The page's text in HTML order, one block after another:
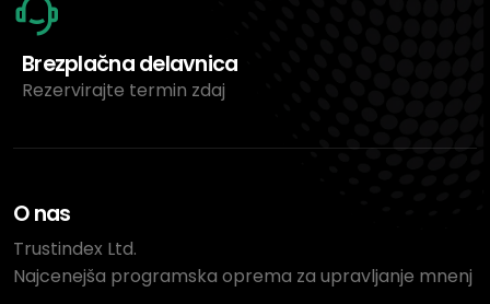
Brezplačna delavnica
Rezervirajte termin zdaj
O nas
Trustindex Ltd.
Najcenejša programska oprema za upravljanje mnenj